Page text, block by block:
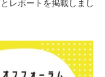
レポートを掲載しまし